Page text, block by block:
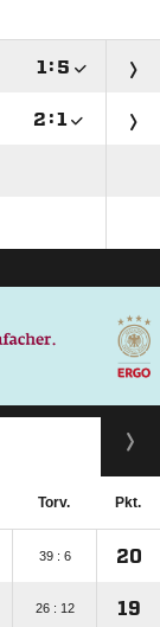
 : 
 :
Torv. Pkt.
39 : 6 20
26 : 12 19